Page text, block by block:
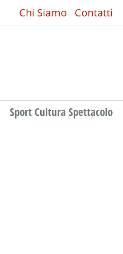
Chi Siamo Contatti
Sport Cultura Spettacolo